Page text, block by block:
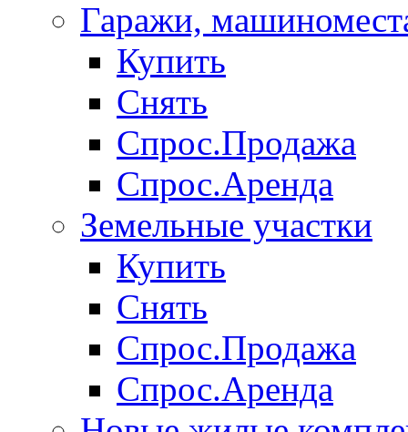
Гаражи,
Купить
Снять
Спрос.Продажа
Спрос.Аренда
Земельные участки
Купить
Снять
Спрос.Продажа
Спрос.Аренда